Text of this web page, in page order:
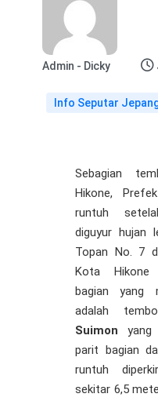
Admin - Dicky
Info Seputar
Sebagian
Hikone,
runtuh
diguyur hujan
Topan No. 7
Kota Hikone
bagian yang
adalah
Suimon yang
parit bagian
runtuh
sekitar 6,5